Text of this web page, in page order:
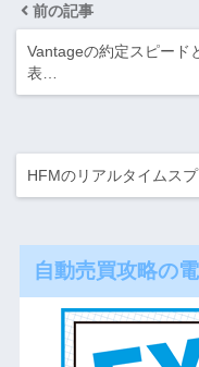
前の記事
Vantageの約定スピード
表…
HFMのリアルタイムス
自動売買攻略の